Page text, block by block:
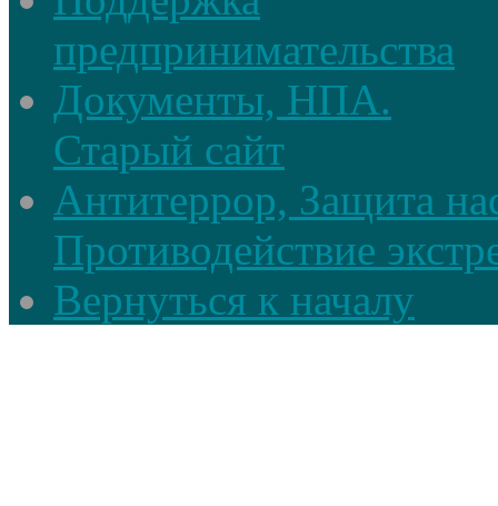
предпринимательства
Документы, НПА.
Старый сайт
Антитеррор, Защита
Противодействие
Вернуться к началу